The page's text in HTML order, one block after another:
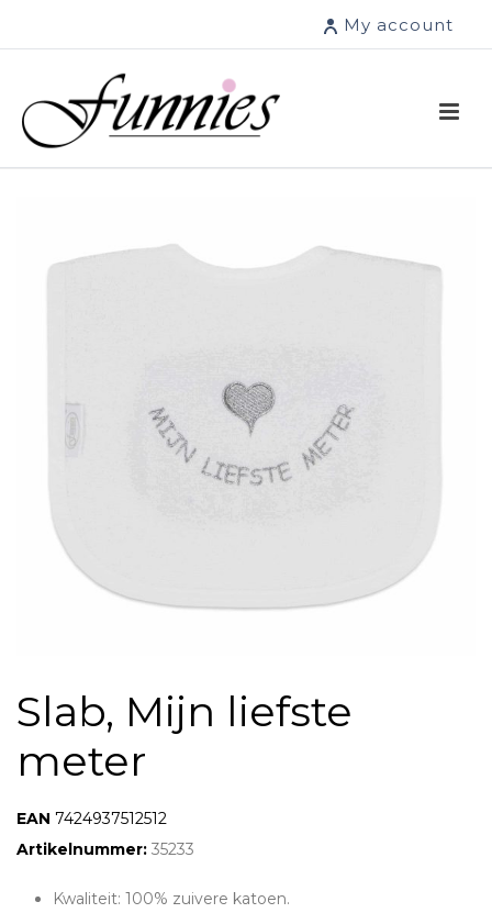
My account
Slab, Mijn liefste
meter
EAN: 7424937512512
Artikelnummer: 35233
Kwaliteit: 100% zuivere katoen.